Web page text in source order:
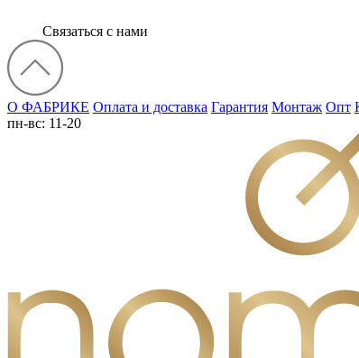
Связаться с нами
О ФАБРИКЕ Оплата и доставка Гарантия Монтаж Опт
пн-вс: 11-20